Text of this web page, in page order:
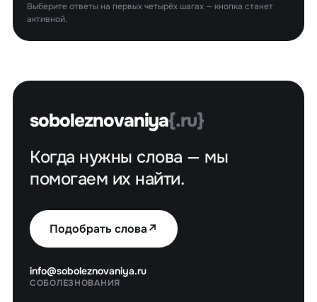
Выберите ответы на первых четырёх шагах — кнопка станет
активной.
soboleznovaniya{.ru}
Когда нужны слова — мы
помогаем их найти.
Подобрать слова↗
info@soboleznovaniya.ru
СОБОЛЕЗНОВАНИЯ